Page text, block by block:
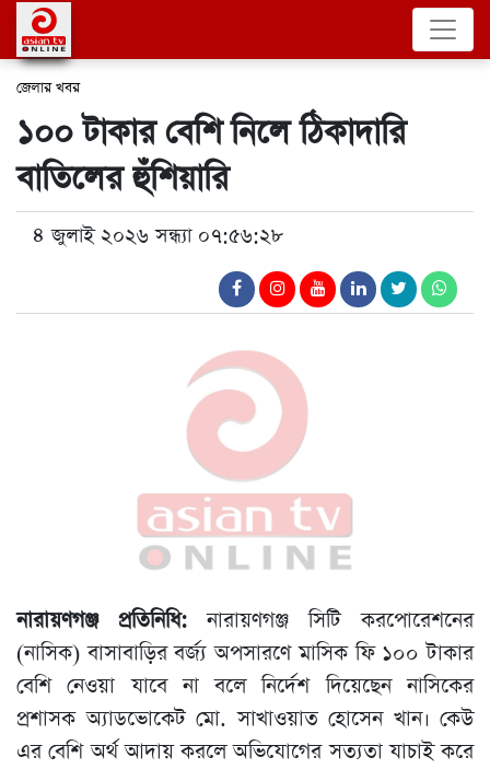
জেলার খবর
১০০ টাকার বেশি নিলে ঠিকাদারি
বাতিলের হুঁশিয়ারি
৪ জুলাই ২০২৬ সন্ধ্যা ০৭:৫৬:২৮
নারায়ণগঞ্জ প্রতিনিধি:নারায়ণগঞ্জ সিটি করপোরেশনের
(নাসিক) বাসাবাড়ির বর্জ্য অপসারণে মাসিক ফি ১০০ টাকার
বেশি নেওয়া যাবে না বলে নির্দেশ দিয়েছেন নাসিকের
প্রশাসক অ্যাডভোকেট মো. সাখাওয়াত হোসেন খান। কেউ
এর বেশি অর্থ আদায় করলে অভিযোগের সত্যতা যাচাই করে